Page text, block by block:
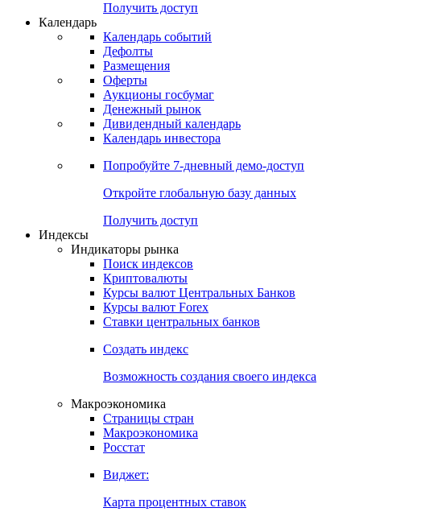
Получить доступ
Календарь
Календарь событий
Дефолты
Размещения
Оферты
Аукционы госбумаг
Денежный рынок
Дивидендный календарь
Календарь инвестора
Попробуйте 7-дневный демо-доступ
Откройте глобальную базу данных
Получить доступ
Индексы
Индикаторы рынка
Поиск индексов
Криптовалюты
Курсы валют Центральных Банков
Курсы валют Forex
Ставки центральных банков
Создать индекс
Возможность создания своего индекса
Макроэкономика
Страницы стран
Макроэкономика
Росстат
Виджет:
Карта процентных ставок